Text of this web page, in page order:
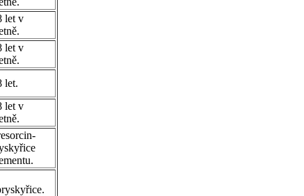
let v
let v
let.
let v